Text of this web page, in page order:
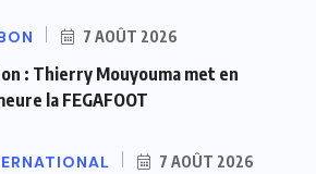
7 AOÛT 2026
: Thierry Mouyouma met en
la FEGAFOOT
7 AOÛT 2026